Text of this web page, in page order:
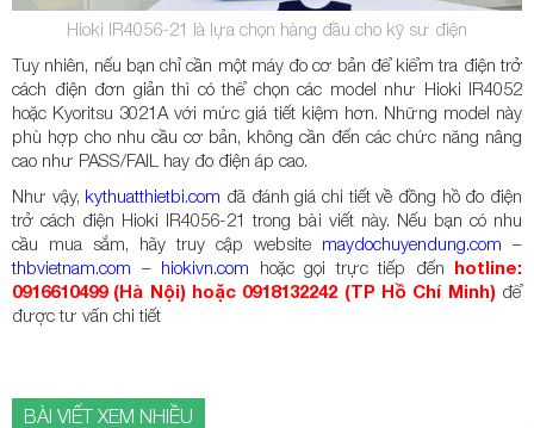
Hioki IR4056-21 là lựa chọn hàng đầu cho kỹ sư điện
Tuy nhiên, nếu bạn chỉ cần một máy đo cơ bản để kiểm tra điện trở
cách điện đơn giản thì có thể chọn các model như Hioki IR4052
hoặc Kyoritsu 3021A với mức giá tiết kiệm hơn. Những model này
phù hợp cho nhu cầu cơ bản, không cần đến các chức năng nâng
cao như PASS/FAIL hay đo điện áp cao.
Như vậy, kythuatthietbi.com đã đánh giá chi tiết về đồng hồ đo điện
trở cách điện Hioki IR4056-21 trong bài viết này. Nếu bạn có nhu
cầu mua sắm, hãy truy cập website maydochuyendung.com –
thbvietnam.com – hiokivn.com hoặc gọi trực tiếp đến hotline:
0916610499 (Hà Nội) hoặc 0918132242 (TP Hồ Chí Minh) để
được tư vấn chi tiết
BÀI VIẾT XEM NHIỀU